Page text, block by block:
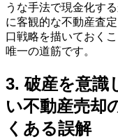
うな手法で現金化す
に客観的な不動産査
口戦略を描いておく
唯一の道筋です。
3. 破産を意識
い不動産売却
くある誤解